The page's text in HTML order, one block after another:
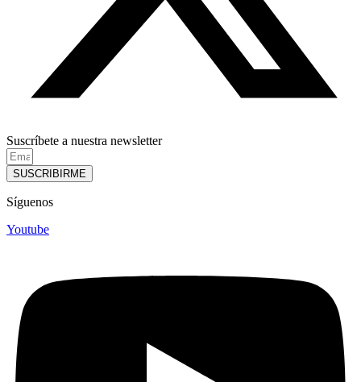
Suscríbete a nuestra newsletter
SUSCRIBIRME
Síguenos
Youtube